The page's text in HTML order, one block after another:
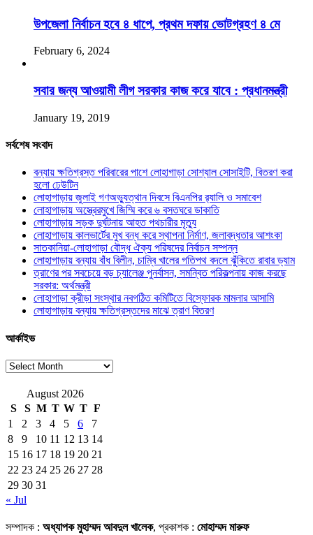
উপজেলা নির্বাচন হবে ৪ ধাপে, প্রথম দফায় ভোটগ্রহণ ৪ মে
February 6, 2024
সবার জন্য আওয়ামী লীগ সরকার কাজ করে যাবে : প্রধানমন্ত্রী
January 19, 2019
সর্বশেষ সংবাদ
বন্যায় ক্ষতিগ্রস্ত পরিবারের পাশে লোহাগাড়া সোশ্যাল সোসাইটি, বিতরণ করা
হলো ঢেউটিন
লোহাগাড়ায় জুলাই গণঅভ্যুত্থান দিবসে বিএনপির র‌্যালি ও সমাবেশ
লোহাগাড়ায় অস্ত্রেরমুখে জিম্মি করে ৬ বসতঘরে ডাকাতি
লোহাগাড়ায় সড়ক দুর্ঘটনায় আহত পথচারীর মৃত্যু
লোহাগাড়ায় কালভার্টের মুখ বন্ধ করে স্থাপনা নির্মাণ, জলাবদ্ধতার আশংকা
সাতকানিয়া-লোহাগাড়া বৌদ্ধ ঐক্য পরিষদের নির্বাচন সম্পন্ন
লোহাগাড়ায় বন্যায় বাঁধ বিলীন, চাম্বি খালের গতিপথ বদলে ঝুঁকিতে রাবার ড্যাম
ত্রাণের পর সবচেয়ে বড় চ্যালেঞ্জ পুনর্বাসন, সমন্বিত পরিকল্পনায় কাজ করছে
সরকার: অর্থমন্ত্রী
লোহাগাড়া ক্রীড়া সংস্থার নবগঠিত কমিটিতে বিস্ফোরক মামলার আসামি
লোহাগাড়ায় বন্যায় ক্ষতিগ্রস্তদের মাঝে ত্রাণ বিতরণ
আর্কাইভ
আর্কাইভ
August 2026
S
S M T W T F
1
2 3 4 5 6
7
8
9 10 11 12 13 14
15 16 17 18 19 20 21
22 23 24 25 26 27 28
29 30 31
« Jul
সম্পাদক : অধ্যাপক মুহাম্মদ আবদুল খালেক, প্রকাশক : মোহাম্মদ মারুফ